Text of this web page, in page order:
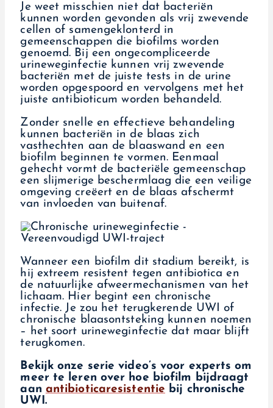
Je weet misschien niet dat bacteriën
kunnen worden gevonden als vrij zwevende
cellen of samengeklonterd in
gemeenschappen die biofilms worden
genoemd. Bij een ongecompliceerde
urineweginfectie kunnen vrij zwevende
bacteriën met de juiste tests in de urine
worden opgespoord en vervolgens met het
juiste antibioticum worden behandeld.
Zonder snelle en effectieve behandeling
kunnen bacteriën in de blaas zich
vasthechten aan de blaaswand en een
biofilm beginnen te vormen. Eenmaal
gehecht vormt de bacteriële gemeenschap
een slijmerige beschermlaag die een veilige
omgeving creëert en de blaas afschermt
van invloeden van buitenaf.
Wanneer een biofilm dit stadium bereikt, is
hij extreem resistent tegen antibiotica en
de natuurlijke afweermechanismen van het
lichaam. Hier begint een chronische
infectie. Je zou het terugkerende UWI of
chronische blaasontsteking kunnen noemen
– het soort urineweginfectie dat maar blijft
terugkomen.
Bekijk onze serie video’s voor experts om
meer te leren over hoe biofilm bijdraagt
aan antibioticaresistentie bij chronische
UWI.